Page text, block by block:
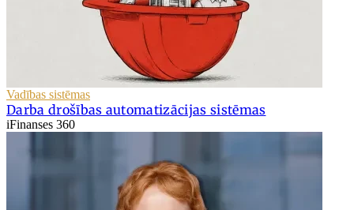
Vadības sistēmas
Darba drošības automatizācijas sistēmas
iFinanses 360